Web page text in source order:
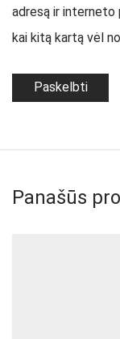
adresą ir interneto
kai kitą kartą vėl
Panašūs